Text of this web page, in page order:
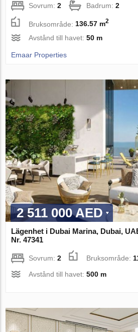
Sovrum:2 Badrum:2
Bruksområde:136.57 m2
Avstånd till havet:50 m
Emaar Properties
2 511 000 AED
Lägenhet i Dubai Marina, Dubai,
Nr. 47341
Sovrum:2 Bruksområde:
Avstånd till havet:500 m